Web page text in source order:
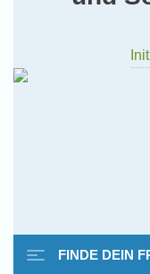
FINDE DEIN